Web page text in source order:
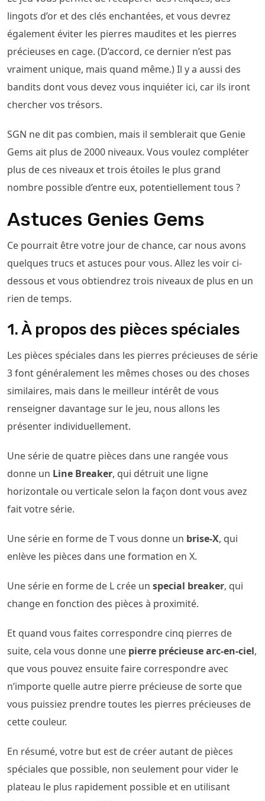
lingots d’or et des clés enchantées, et vous devrez
également éviter les pierres maudites et les pierres
précieuses en cage. (D’accord, ce dernier n’est pas
vraiment unique, mais quand même.) Il y a aussi des
bandits dont vous devez vous inquiéter ici, car ils iront
chercher vos trésors.
SGN ne dit pas combien, mais il semblerait que Genie
Gems ait plus de 2000 niveaux. Vous voulez compléter
plus de ces niveaux et trois étoiles le plus grand
nombre possible d’entre eux, potentiellement tous ?
Astuces Genies Gems
Ce pourrait être votre jour de chance, car nous avons
quelques trucs et astuces pour vous. Allez les voir ci-
dessous et vous obtiendrez trois niveaux de plus en un
rien de temps.
1. À propos des pièces spéciales
Les pièces spéciales dans les pierres précieuses de série
3 font généralement les mêmes choses ou des choses
similaires, mais dans le meilleur intérêt de vous
renseigner davantage sur le jeu, nous allons les
présenter individuellement.
Une série de quatre pièces dans une rangée vous
donne un Line Breaker, qui détruit une ligne
horizontale ou verticale selon la façon dont vous avez
fait votre série.
Une série en forme de T vous donne un brise-X, qui
enlève les pièces dans une formation en X.
Une série en forme de L crée un special breaker, qui
change en fonction des pièces à proximité.
Et quand vous faites correspondre cinq pierres de
suite, cela vous donne une pierre précieuse arc-en-ciel,
que vous pouvez ensuite faire correspondre avec
n’importe quelle autre pierre précieuse de sorte que
vous puissiez prendre toutes les pierres précieuses de
cette couleur.
En résumé, votre but est de créer autant de pièces
spéciales que possible, non seulement pour vider le
plateau le plus rapidement possible et en utilisant